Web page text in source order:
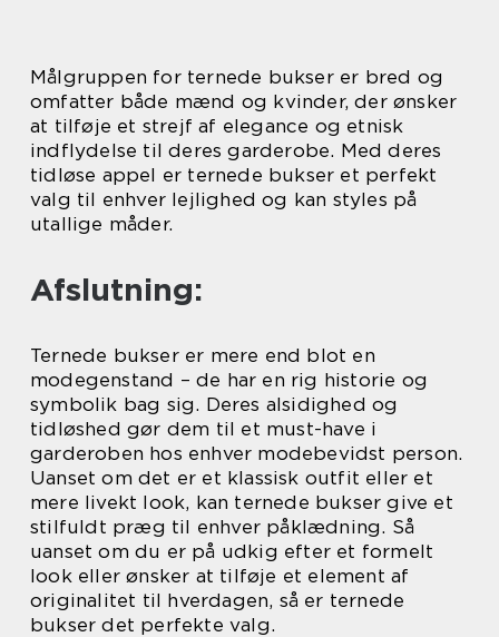
Målgruppen for ternede bukser er bred og
omfatter både mænd og kvinder, der ønsker
at tilføje et strejf af elegance og etnisk
indflydelse til deres garderobe. Med deres
tidløse appel er ternede bukser et perfekt
valg til enhver lejlighed og kan styles på
utallige måder.
Afslutning:
Ternede bukser er mere end blot en
modegenstand – de har en rig historie og
symbolik bag sig. Deres alsidighed og
tidløshed gør dem til et must-have i
garderoben hos enhver modebevidst person.
Uanset om det er et klassisk outfit eller et
mere livekt look, kan ternede bukser give et
stilfuldt præg til enhver påklædning. Så
uanset om du er på udkig efter et formelt
look eller ønsker at tilføje et element af
originalitet til hverdagen, så er ternede
bukser det perfekte valg.